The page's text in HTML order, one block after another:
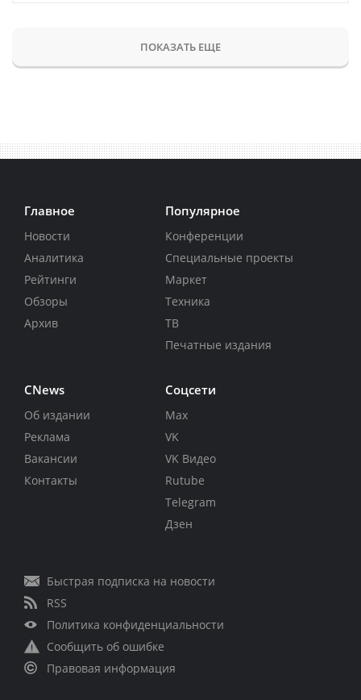
ПОКАЗАТЬ ЕЩЕ
Главное
Новости
Аналитика
Рейтинги
Обзоры
Архив
Популярное
Конференции
Специальные проекты
Маркет
Техника
ТВ
Печатные издания
CNews
Об издании
Реклама
Вакансии
Контакты
Соцсети
Max
VK
VK Видео
Rutube
Telegram
Дзен
Быстрая подписка на новости
RSS
Политика конфиденциальности
Сообщить об ошибке
Правовая информация